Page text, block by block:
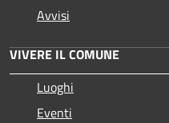
Avvisi
VIVERE IL COMUNE
Luoghi
Eventi